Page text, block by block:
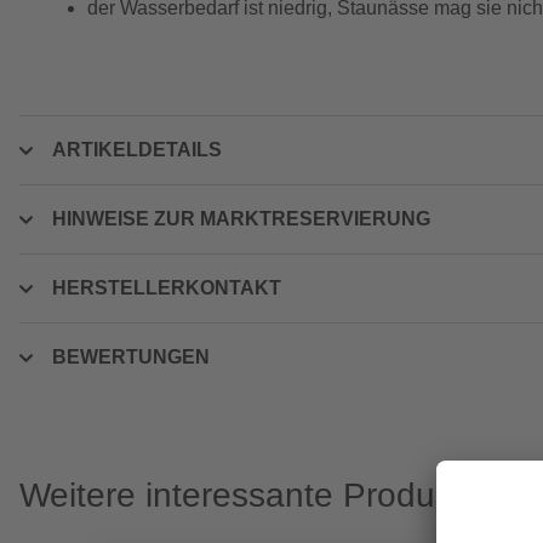
der Wasserbedarf ist niedrig, Staunässe mag sie
ARTIKELDETAILS
HINWEISE ZUR MARKTRESERVIERUNG
HERSTELLERKONTAKT
BEWERTUNGEN
Weitere interessante Produkte